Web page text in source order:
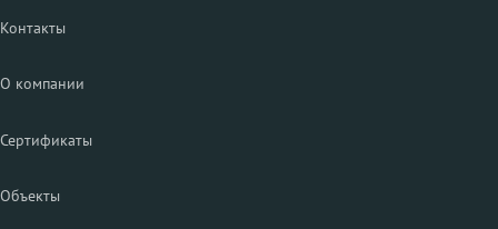
Контакты
О компании
Сертификаты
Объекты